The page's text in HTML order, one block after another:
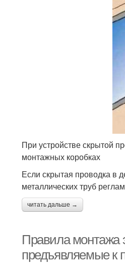
При устройстве скрытой
монтажных коробках
Если скрытая проводка в
металлических труб
читать дальше →
Правила монтажа
предъявляемые к